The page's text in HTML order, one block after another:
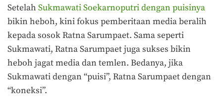
Setelah Sukmawati Soekarnoputri dengan puisinya
bikin heboh, kini fokus pemberitaan media beralih
kepada sosok Ratna Sarumpaet. Sama seperti
Sukmawati, Ratna Sarumpaet juga sukses bikin
heboh jagat media dan temlen. Bedanya, jika
Sukmawati dengan “puisi”, Ratna Sarumpaet dengan
“koneksi”.